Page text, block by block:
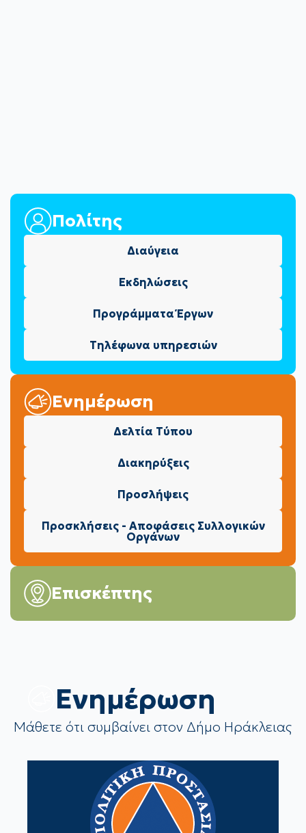
Πολίτης
Διαύγεια
Εκδηλώσεις
Προγράμματα Έργων
Τηλέφωνα υπηρεσιών
Ενημέρωση
Δελτία Τύπου
Διακηρύξεις
Προσλήψεις
Προσκλήσεις - Αποφάσεις Συλλογικών
Οργάνων
Επισκέπτης
Eνημέρωση
Μάθετε ότι συμβαίνει στον Δήμο Ηράκλειας